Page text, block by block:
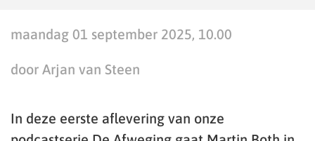
maandag 01 september 2025, 10.00
door Arjan van Steen
In deze eerste aflevering van onze